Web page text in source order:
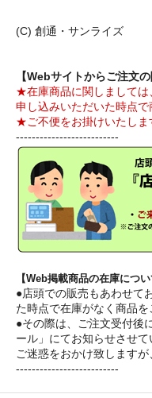
(C) 創通・サンライズ
【Webサイトからご注文
★在庫商品に関しましては
申し込みいただいた時点で
★ご不便をお掛けいたしま
--------------------------
【Web掲載商品の在庫につい
●店頭での販売もあわせて
た時点で在庫がなく商品を
●その際は、ご注文受付後
ール」にてお知らせさせて
ご迷惑をおかけ致しますが
--------------------------